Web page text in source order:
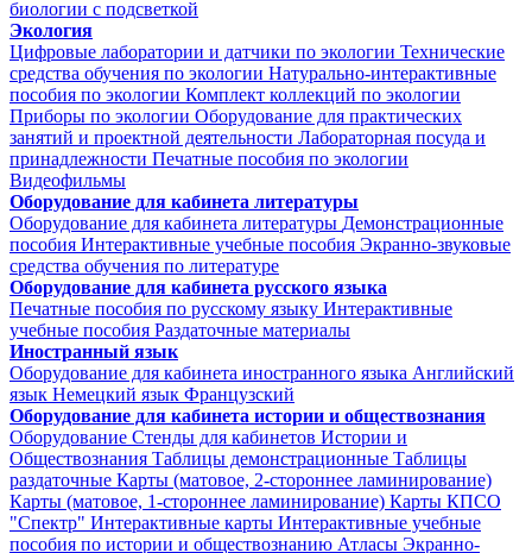
биологии с подсветкой
Экология
Цифровые лаборатории и датчики по экологии Технические
средства обучения по экологии Натурально-интерактивные
пособия по экологии Комплект коллекций по экологии
Приборы по экологии Оборудование для практических
занятий и проектной деятельности Лабораторная посуда и
принадлежности Печатные пособия по экологии
Видеофильмы
Оборудование для кабинета литературы
Оборудование для кабинета литературы Демонстрационные
пособия Интерактивные учебные пособия Экранно-звуковые
средства обучения по литературе
Оборудование для кабинета русского языка
Печатные пособия по русскому языку Интерактивные
учебные пособия Раздаточные материалы
Иностранный язык
Оборудование для кабинета иностранного языка Английский
язык Немецкий язык Французский
Оборудование для кабинета истории и обществознания
Оборудование Стенды для кабинетов Истории и
Обществознания Таблицы демонстрационные Таблицы
раздаточные Карты (матовое, 2-стороннее ламинирование)
Карты (матовое, 1-стороннее ламинирование) Карты КПСО
"Спектр" Интерактивные карты Интерактивные учебные
пособия по истории и обществознанию Атласы Экранно-